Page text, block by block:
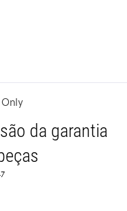
da garantia